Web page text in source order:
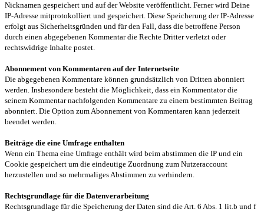
Nicknamen gespeichert und auf der Website veröffentlicht. Ferner wird Deine
IP-Adresse mitprotokolliert und gespeichert. Diese Speicherung der IP-Adresse
erfolgt aus Sicherheitsgründen und für den Fall, dass die betroffene Person
durch einen abgegebenen Kommentar die Rechte Dritter verletzt oder
rechtswidrige Inhalte postet.
Abonnement von Kommentaren auf der Internetseite
Die abgegebenen Kommentare können grundsätzlich von Dritten abonniert
werden. Insbesondere besteht die Möglichkeit, dass ein Kommentator die
seinem Kommentar nachfolgenden Kommentare zu einem bestimmten Beitrag
abonniert. Die Option zum Abonnement von Kommentaren kann jederzeit
beendet werden.
Beiträge die eine Umfrage enthalten
Wenn ein Thema eine Umfrage enthält wird beim abstimmen die IP und ein
Cookie gespeichert um die eindeutige Zuordnung zum Nutzeraccount
herzustellen und so mehrmaliges Abstimmen zu verhindern.
Rechtsgrundlage für die Datenverarbeitung
Rechtsgrundlage für die Speicherung der Daten sind die Art. 6 Abs. 1 lit.b und f